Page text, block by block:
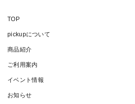
TOP
pickupについて
商品紹介
ご利用案内
イベント情報
お知らせ